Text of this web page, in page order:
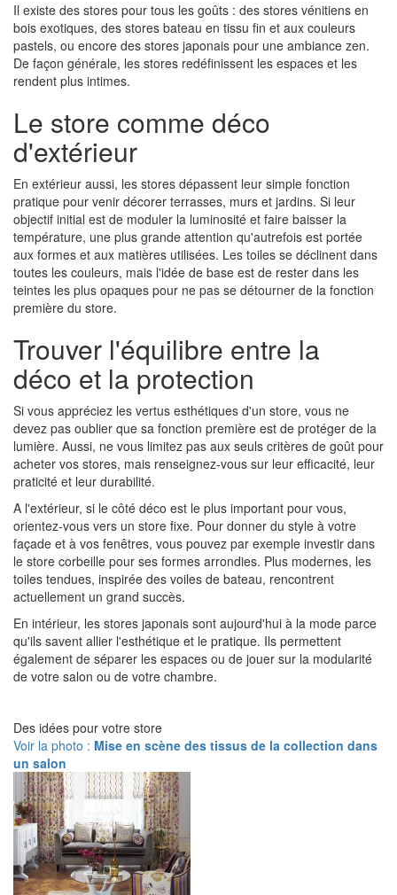
Il existe des stores pour tous les goûts : des stores vénitiens en
bois exotiques, des stores bateau en tissu fin et aux couleurs
pastels, ou encore des stores japonais pour une ambiance zen.
De façon générale, les stores redéfinissent les espaces et les
rendent plus intimes.
Le store comme déco
d'extérieur
En extérieur aussi, les stores dépassent leur simple fonction
pratique pour venir décorer terrasses, murs et jardins. Si leur
objectif initial est de moduler la luminosité et faire baisser la
température, une plus grande attention qu'autrefois est portée
aux formes et aux matières utilisées. Les toiles se déclinent dans
toutes les couleurs, mais l'idée de base est de rester dans les
teintes les plus opaques pour ne pas se détourner de la fonction
première du store.
Trouver l'équilibre entre la
déco et la protection
Si vous appréciez les vertus esthétiques d'un store, vous ne
devez pas oublier que sa fonction première est de protéger de la
lumière. Aussi, ne vous limitez pas aux seuls critères de goût pour
acheter vos stores, mais renseignez-vous sur leur efficacité, leur
praticité et leur durabilité.
A l'extérieur, si le côté déco est le plus important pour vous,
orientez-vous vers un store fixe. Pour donner du style à votre
façade et à vos fenêtres, vous pouvez par exemple investir dans
le store corbeille pour ses formes arrondies. Plus modernes, les
toiles tendues, inspirée des voiles de bateau, rencontrent
actuellement un grand succès.
En intérieur, les stores japonais sont aujourd'hui à la mode parce
qu'ils savent allier l'esthétique et le pratique. Ils permettent
également de séparer les espaces ou de jouer sur la modularité
de votre salon ou de votre chambre.
Des idées pour votre store
Voir la photo : Mise en scène des tissus de la collection dans
un salon